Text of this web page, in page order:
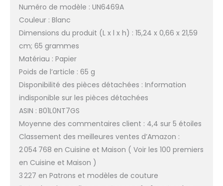
Numéro de modèle : UN6469A
Couleur : Blanc
Dimensions du produit (L x l x h) : 15,24 x 0,66 x 21,59
cm; 65 grammes
Matériau : Papier
Poids de l’article : 65 g
Disponibilité des pièces détachées : Information
indisponible sur les pièces détachées
ASIN : B01L0NT7GS
Moyenne des commentaires client : 4,4 sur 5 étoiles
Classement des meilleures ventes d’Amazon :
2 054 768 en Cuisine et Maison ( Voir les 100 premiers
en Cuisine et Maison )
3 227 en Patrons et modèles de couture